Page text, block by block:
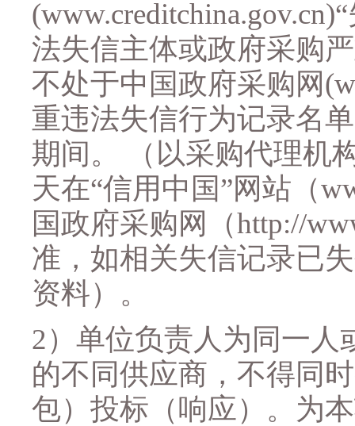
(www.creditchina.gov.cn)
法失信主体或政府采购
不处于中国政府采购网
重违法失信行为记录名
期间。 （以采购代理机
天在“信用中国”网站（
国政府采购网（http://
准，如相关失信记录已
资料） 。
2） 单位负责人为同一人
的不同供应商，不得同
包）投标（响应）。为